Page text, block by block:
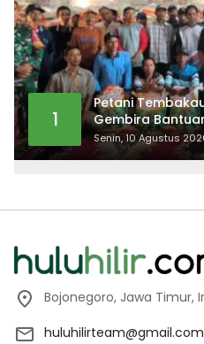
1
Petani
Gembira
Senin, 10 Agustus
Bojonegoro, Jawa Timur,
huluhilirteam@gmail.com